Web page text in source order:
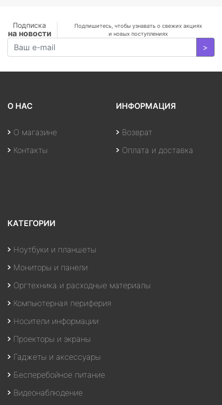
Подписка
на новости
Подпишитесь, чтобы узнавать о свежих акциях
и новых поступлениях
>
О НАС
О магазине
Контакты
ИНФОРМАЦИЯ
Возврат
Оплата и доставка
КАТЕГОРИИ
Ноутбуки и планшеты
Мониторы и панели
Оргтехника и расходные материалы
Компьютерная периферия
Носители информации
Проекторы и экраны
Гаджеты и аксессуары
Бесперебойное питание
Видеонаблюдение